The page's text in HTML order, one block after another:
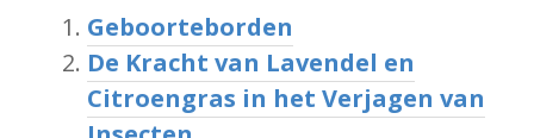
Geboorteborden
De Kracht van Lavendel en
Citroengras in het Verjagen van